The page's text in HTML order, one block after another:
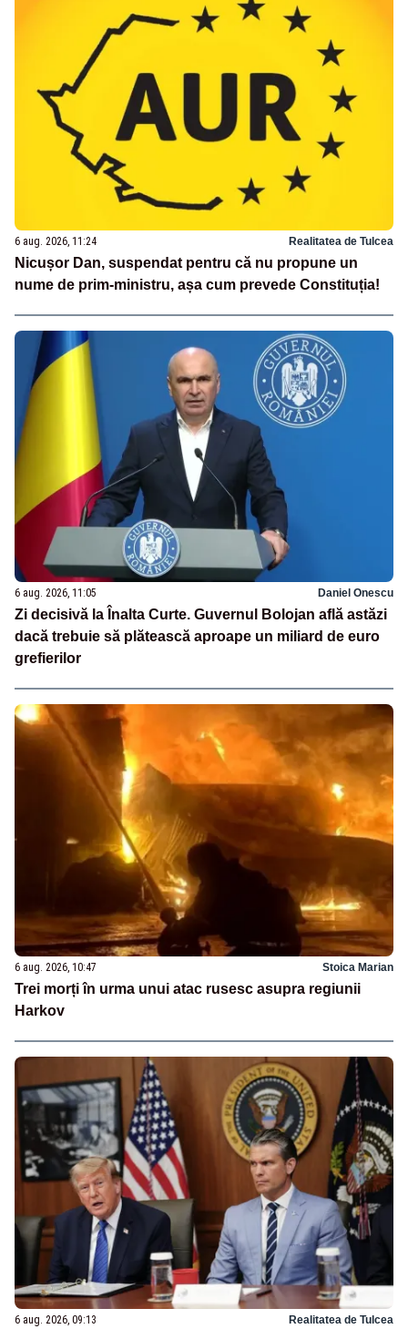
6 aug. 2026, 11:24 Realitatea de Tulcea
Nicușor Dan, suspendat pentru că nu propune un
nume de prim-ministru, așa cum prevede Constituția!
6 aug. 2026, 11:05 Daniel Onescu
Zi decisivă la Înalta Curte. Guvernul Bolojan află astăzi
dacă trebuie să plătească aproape un miliard de euro
grefierilor
6 aug. 2026, 10:47 Stoica Marian
Trei morți în urma unui atac rusesc asupra regiunii
Harkov
6 aug. 2026, 09:13 Realitatea de Tulcea